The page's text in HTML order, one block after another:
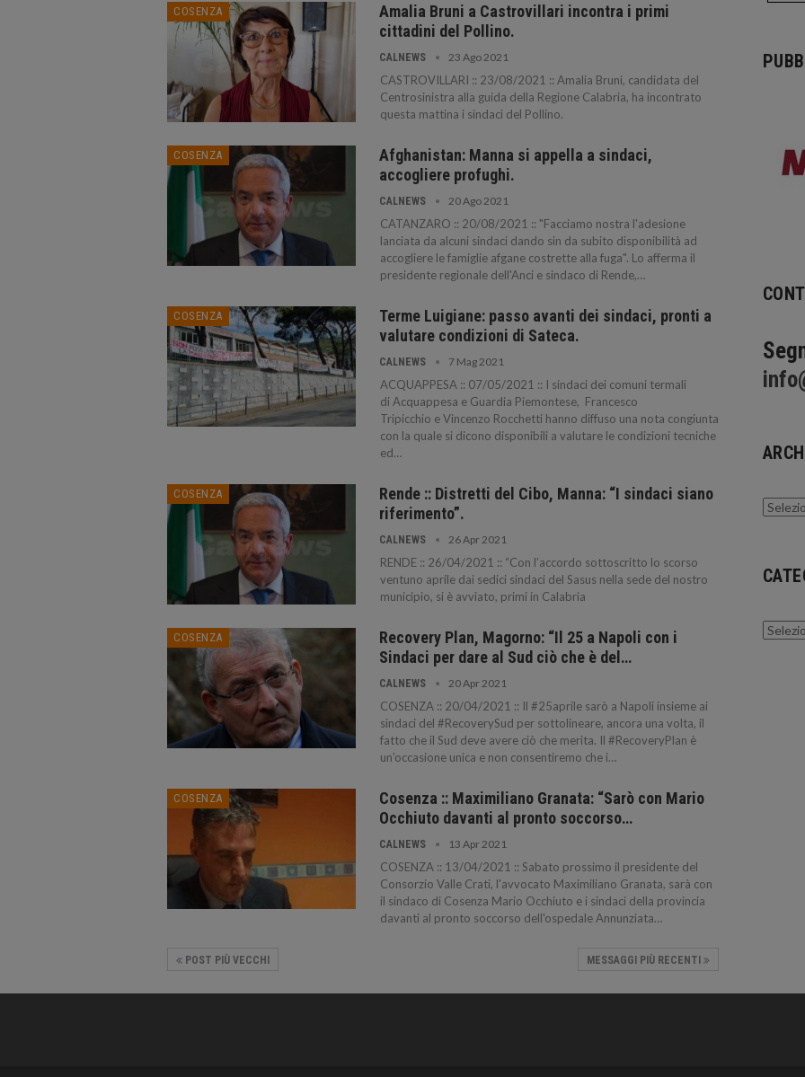
COSENZA
Amalia Bruni a Castrovillari incontra i primi
cittadini del Pollino.
CALNEWS 23 Ago 2021
CASTROVILLARI :: 23/08/2021 :: Amalia Bruni, candidata del
Centrosinistra alla guida della Regione Calabria, ha incontrato
questa mattina i sindaci del Pollino.
COSENZA
Afghanistan: Manna si appella a sindaci,
accogliere profughi.
CALNEWS 20 Ago 2021
CATANZARO :: 20/08/2021 :: "Facciamo nostra l'adesione
lanciata da alcuni sindaci dando sin da subito disponibilità ad
accogliere le famiglie afgane costrette alla fuga". Lo afferma il
presidente regionale dell'Anci e sindaco di Rende,…
COSENZA
Terme Luigiane: passo avanti dei sindaci, pronti a
valutare condizioni di Sateca.
CALNEWS 7 Mag 2021
ACQUAPPESA :: 07/05/2021 :: I sindaci dei comuni termali
di Acquappesa e Guardia Piemontese, Francesco
Tripicchio e Vincenzo Rocchetti hanno diffuso una nota congiunta
con la quale si dicono disponibili a valutare le condizioni tecniche
ed…
COSENZA
Rende :: Distretti del Cibo, Manna: “I sindaci siano
riferimento”.
CALNEWS 26 Apr 2021
RENDE :: 26/04/2021 :: “Con l’accordo sottoscritto lo scorso
ventuno aprile dai sedici sindaci del Sasus nella sede del nostro
municipio, si è avviato, primi in Calabria
COSENZA
Recovery Plan, Magorno: “Il 25 a Napoli con i
Sindaci per dare al Sud ciò che è del…
CALNEWS 20 Apr 2021
COSENZA :: 20/04/2021 :: Il #25aprile sarò a Napoli insieme ai
sindaci del #RecoverySud per sottolineare, ancora una volta, il
fatto che il Sud deve avere ciò che merita. Il #RecoveryPlan è
un’occasione unica e non consentiremo che i…
COSENZA
Cosenza :: Maximiliano Granata: “Sarò con Mario
Occhiuto davanti al pronto soccorso…
CALNEWS 13 Apr 2021
COSENZA :: 13/04/2021 :: Sabato prossimo il presidente del
Consorzio Valle Crati, l'avvocato Maximiliano Granata, sarà con
il sindaco di Cosenza Mario Occhiuto e i sindaci della provincia
davanti al pronto soccorso dell'ospedale Annunziata…
POST PIÙ VECCHI MESSAGGI PIÙ RECENTI
Archivi